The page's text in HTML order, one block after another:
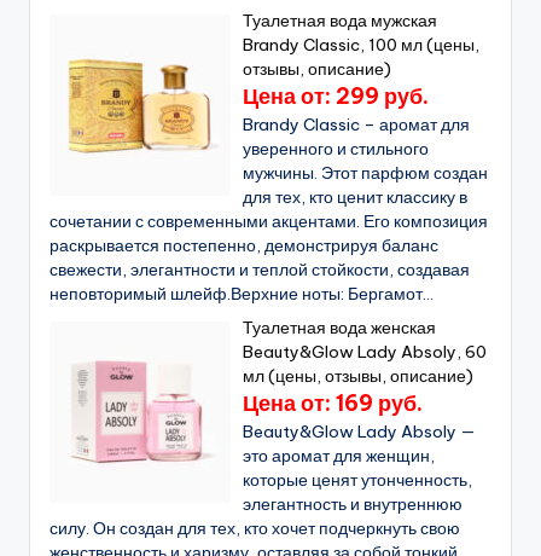
Туалетная вода мужская
Brandy Classic, 100 мл (цены,
отзывы, описание)
Цена от: 299 руб.
Brandy Classic – аромат для
уверенного и стильного
мужчины. Этот парфюм создан
для тех, кто ценит классику в
сочетании с современными акцентами. Его композиция
раскрывается постепенно, демонстрируя баланс
свежести, элегантности и теплой стойкости, создавая
неповторимый шлейф.Верхние ноты: Бергамот...
Туалетная вода женская
Beauty&Glow Lady Absoly, 60
мл (цены, отзывы, описание)
Цена от: 169 руб.
Beauty&Glow Lady Absoly —
это аромат для женщин,
которые ценят утонченность,
элегантность и внутреннюю
силу. Он создан для тех, кто хочет подчеркнуть свою